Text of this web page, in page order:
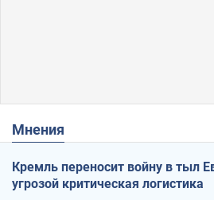
Мнения
Кремль переносит войну в тыл
угрозой критическая логистика